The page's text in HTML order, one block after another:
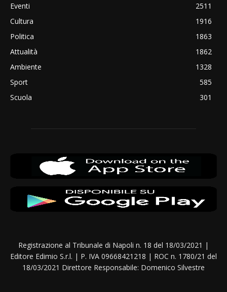
Eventi
2511
Cultura
1916
Politica
1863
Attualità
1862
Ambiente
1328
Sport
585
Scuola
301
Registrazione al Tribunale di Napoli n. 18 del 18/03/2021 |
Editore Edimio S.r.l. | P. IVA 09668421218 | ROC n. 1780/21 del
18/03/2021 Direttore Responsabile: Domenico Silvestre